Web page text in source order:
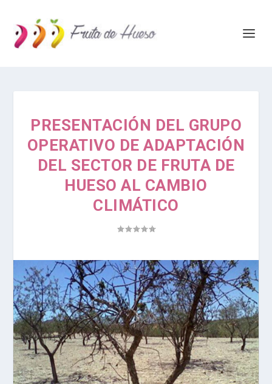
PRESENTACIÓN DEL GRUPO
OPERATIVO DE ADAPTACIÓN
DEL SECTOR DE FRUTA DE
HUESO AL CAMBIO
CLIMÁTICO